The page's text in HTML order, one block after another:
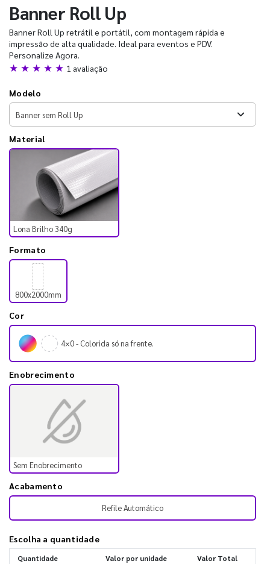
Banner Roll Up
Banner Roll Up retrátil e portátil, com montagem rápida e
impressão de alta qualidade. Ideal para eventos e PDV.
Personalize Agora.
★ ★ ★ ★ ★ 1 avaliação
Modelo
Material
Lona Brilho 340g
Formato
800x2000mm
Cor
4×0 - Colorida só na frente.
Enobrecimento
Sem Enobrecimento
Acabamento
Refile Automático
Escolha a quantidade
Quantidade Valor por unidade Valor Total